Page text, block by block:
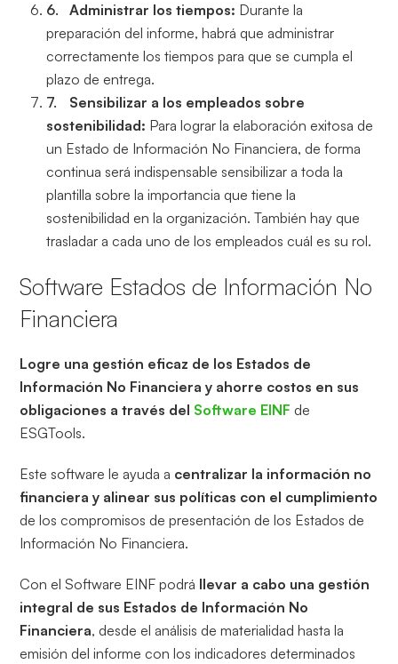
Administrar los tiempos: Durante la
preparación del informe, habrá que administrar
correctamente los tiempos para que se cumpla el
plazo de entrega.
Sensibilizar a los empleados sobre
sostenibilidad: Para lograr la elaboración exitosa de
un Estado de Información No Financiera, de forma
continua será indispensable sensibilizar a toda la
plantilla sobre la importancia que tiene la
sostenibilidad en la organización. También hay que
trasladar a cada uno de los empleados cuál es su rol.
Software Estados de Información No
Financiera
Logre una gestión eficaz de los Estados de
Información No Financiera y ahorre costos en sus
obligaciones a través del Software EINF de
ESGTools.
Este software le ayuda a centralizar la información no
financiera y alinear sus políticas con el cumplimiento
de los compromisos de presentación de los Estados de
Información No Financiera.
Con el Software EINF podrá llevar a cabo una gestión
integral de sus Estados de Información No
Financiera, desde el análisis de materialidad hasta la
emisión del informe con los indicadores determinados